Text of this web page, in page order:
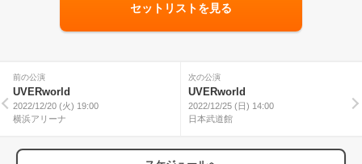
セットリストを見る
前の公演
UVERworld
2022/12/20 (火) 19:00
横浜アリーナ
次の公演
UVERworld
2022/12/25 (日) 14:00
日本武道館